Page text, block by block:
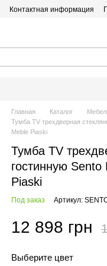
Контактная информация
Главная Каталог
Тумба TV трехдверная
Meble Piaski
Тумба TV
гостинную
Piaski
Под заказ Артикул:
12 898 грн
Выберите цвет